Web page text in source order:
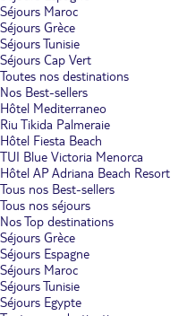
Séjours Maroc
Séjours Grèce
Séjours Tunisie
Séjours Cap Vert
Toutes nos destinations
Nos Best-sellers
Hôtel Mediterraneo
Riu Tikida Palmeraie
Hôtel Fiesta Beach
TUI Blue Victoria Menorca
Hôtel AP Adriana Beach Resort
Tous nos Best-sellers
Tous nos séjours
Nos Top destinations
Séjours Grèce
Séjours Espagne
Séjours Maroc
Séjours Tunisie
Séjours Egypte